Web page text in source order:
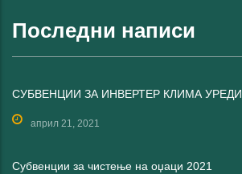
Последни написи
СУБВЕНЦИИ ЗА ИНВЕРТЕР КЛИМА УРЕДИ
април 21, 2021
Субвенции за чистење на оџаци 2021